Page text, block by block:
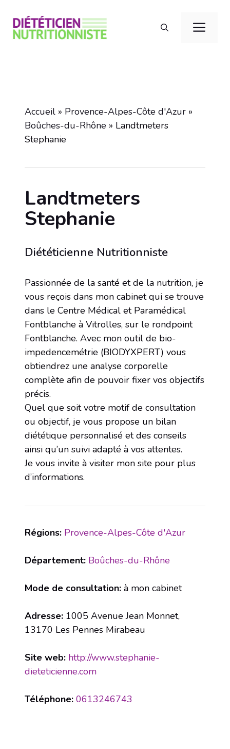
contenu
Accueil » Provence-Alpes-Côte d'Azur »
Boûches-du-Rhône » Landtmeters
Stephanie
Landtmeters
Stephanie
Diététicienne Nutritionniste
Passionnée de la santé et de la nutrition, je
vous reçois dans mon cabinet qui se trouve
dans le Centre Médical et Paramédical
Fontblanche à Vitrolles, sur le rondpoint
Fontblanche. Avec mon outil de bio-
impedencemétrie (BIODYXPERT) vous
obtiendrez une analyse corporelle
complète afin de pouvoir fixer vos objectifs
précis.
Quel que soit votre motif de consultation
ou objectif, je vous propose un bilan
diététique personnalisé et des conseils
ainsi qu’un suivi adapté à vos attentes.
Je vous invite à visiter mon site pour plus
d’informations.
Régions: Provence-Alpes-Côte d'Azur
Département: Boûches-du-Rhône
Mode de consultation: à mon cabinet
Adresse: 1005 Avenue Jean Monnet,
13170 Les Pennes Mirabeau
Site web: http://www.stephanie-
dieteticienne.com
Téléphone: 0613246743